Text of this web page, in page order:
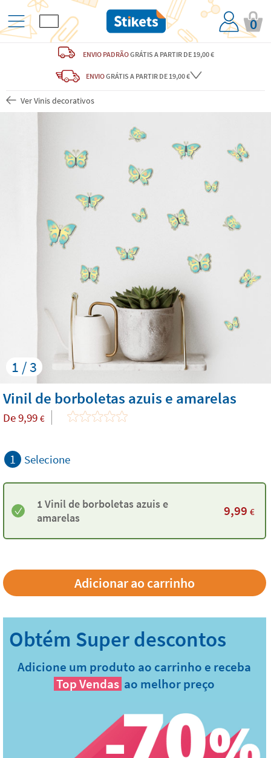
0
ENVIO PADRÃOGRÁTIS A PARTIR DE 19,00 €
ENVIOGRÁTIS A PARTIR DE 19,00 €
Ver Vinis decorativos
1 / 3
Vinil de borboletas azuis e amarelas
De9,99 €
1 Selecione
1 Vinil de borboletas azuis e
amarelas
9,99 €
Adicione um produto ao carrinho e receba
Top Vendas ao melhor preço